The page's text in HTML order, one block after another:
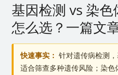
基因检测 vs 染色
怎么选？一篇文
快速事实： 针对遗传病检测
适合筛查多种遗传风险；染